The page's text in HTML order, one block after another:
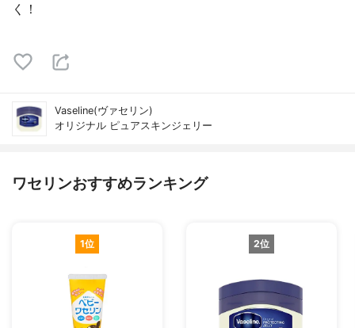
く！
Vaseline(ヴァセリン)
オリジナル ピュアスキンジェリー
ワセリンおすすめランキング
1位 2位